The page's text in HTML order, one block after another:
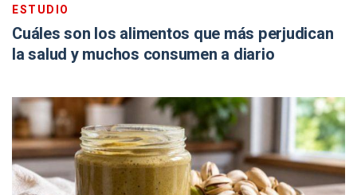
ESTUDIO
Cuáles son los alimentos que más perjudican
la salud y muchos consumen a diario